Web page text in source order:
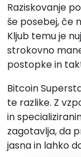
Raziskovanje
še posebej, če
Kljub temu je
strokovno
postopke in
Bitcoin
te razlike. Z
in
zagotavlja, da
jasna in lahko